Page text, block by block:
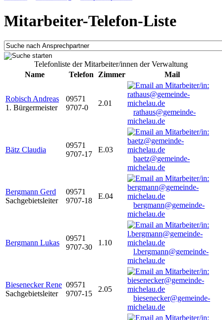
Mitarbeiter-Telefon-Liste
Telefonliste der Mitarbeiter/innen der Verwaltung
Name
Telefon Zimmer Mail
Robisch Andreas
1. Bürgermeister
09571
9707-0
2.01
rathaus@gemeinde-
michelau.de
Bätz Claudia
09571
9707-17
E.03
baetz@gemeinde-
michelau.de
Bergmann Gerd
Sachgebietsleiter
09571
9707-18
E.04
bergmann@gemeinde-
michelau.de
Bergmann Lukas
09571
9707-30
1.10
l.bergmann@gemeinde-
michelau.de
Biesenecker Rene
Sachgebietsleiter
09571
9707-15
2.05
biesenecker@gemeinde-
michelau.de